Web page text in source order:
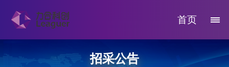
首页
招采公告